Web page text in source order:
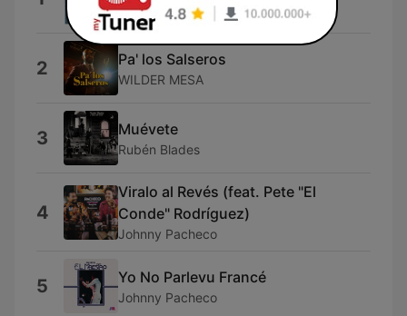
Andrés Sanfoneiro
2 Pa' los Salseros
WILDER MESA
3 Muévete
Rubén Blades
4
Viralo al Revés (feat. Pete "El
Conde" Rodríguez)
Johnny Pacheco
5 Yo No Parlevu Francé
Johnny Pacheco